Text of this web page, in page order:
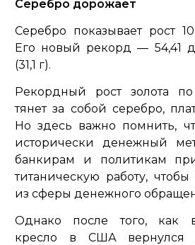
Серебро дорожает
Серебро показывает рост
Его новый рекорд — 54,41
(31,1 г).
Рекордный рост золота
тянет за собой серебро,
Но здесь важно помнить,
исторически денежный
банкирам и политикам
титаническую работу,
из сферы денежного
Однако после того, как
кресло в США вернулся